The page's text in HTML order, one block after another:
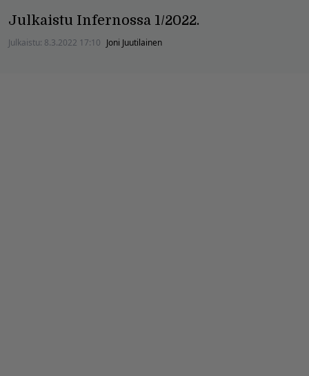
Julkaistu Infernossa 1/2022.
Julkaistu: 8.3.2022 17:10 Joni Juutilainen